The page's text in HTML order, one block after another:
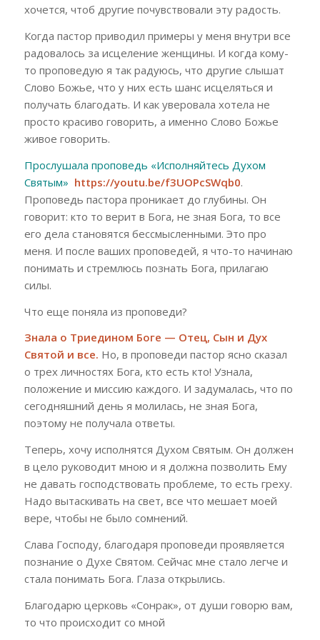
хочется, чтоб другие почувствовали эту радость.
Когда пастор приводил примеры у меня внутри все
радовалось за исцеление женщины. И когда кому-
то проповедую я так радуюсь, что другие слышат
Слово Божье, что у них есть шанс исцеляться и
получать благодать. И как уверовала хотела не
просто красиво говорить, а именно Слово Божье
живое говорить.
Прослушала проповедь «Исполняйтесь Духом
Святым» https://youtu.be/f3UOPcSWqb0.
Проповедь пастора проникает до глубины. Он
говорит: кто то верит в Бога, не зная Бога, то все
его дела становятся бессмысленными. Это про
меня. И после ваших проповедей, я что-то начинаю
понимать и стремлюсь познать Бога, прилагаю
силы.
Что еще поняла из проповеди?
Знала о Триедином Боге — Отец, Сын и Дух
Святой и все. Но, в проповеди пастор ясно сказал
о трех личностях Бога, кто есть кто! Узнала,
положение и миссию каждого. И задумалась, что по
сегодняшний день я молилась, не зная Бога,
поэтому не получала ответы.
Теперь, хочу исполнятся Духом Святым. Он должен
в цело руководит мною и я должна позволить Ему
не давать господствовать проблеме, то есть греху.
Надо вытаскивать на свет, все что мешает моей
вере, чтобы не было сомнений.
Слава Господу, благодаря проповеди проявляется
познание о Духе Святом. Сейчас мне стало легче и
стала понимать Бога. Глаза открылись.
Благодарю церковь «Сонрак», от души говорю вам,
то что происходит со мной